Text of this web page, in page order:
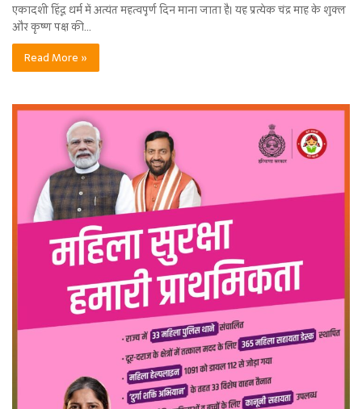
एकादशी हिंदू धर्म में अत्यंत महत्वपूर्ण दिन माना जाता है। यह प्रत्येक चंद्र माह के शुक्ल
और कृष्ण पक्ष की…
Read More »